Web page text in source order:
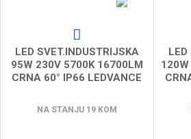
LED SVET.INDUSTRIJSKA
95W 230V 5700K 16700LM
CRNA 60° IP66 LEDVANCE
NA STANJU 19 KOM
LED